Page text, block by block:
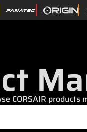
CORSAIR